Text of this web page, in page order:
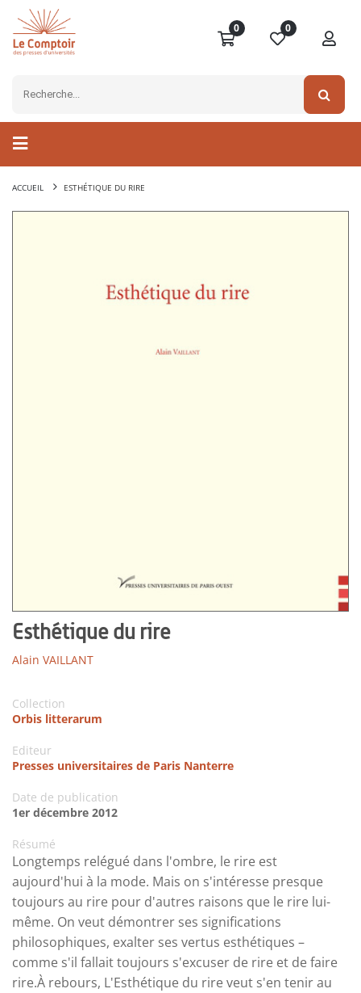
0 0
ACCUEIL ESTHÉTIQUE DU RIRE
Esthétique du rire
Alain VAILLANT
Collection
Orbis litterarum
Editeur
Presses universitaires de Paris Nanterre
Date de publication
1er décembre 2012
Résumé
Longtemps relégué dans l'ombre, le rire est
aujourd'hui à la mode. Mais on s'intéresse presque
toujours au rire pour d'autres raisons que le rire lui-
même. On veut démontrer ses significations
philosophiques, exalter ses vertus esthétiques –
comme s'il fallait toujours s'excuser de rire et de faire
rire.À rebours, L'Esthétique du rire veut s'en tenir au